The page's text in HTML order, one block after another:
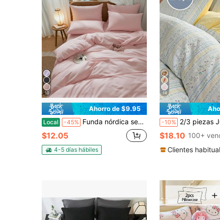
10
Ahorro de $9.95
Local -45% Funda nórdica sencilla de color liso, kit universal de tres piezas para las cuatro estaciones (una funda nórdica + dos fundas de almohada), versátil para alojamientos de alquiler, ropa de cama esencial para el hogar diario (el tamaño T solo incluye una funda de almohada).
$12.05
4-5 días hábiles
14
-10% 2/3 piezas Juego de funda nórdica y funda de almohada con patrón de bloques de color azul claro & amarillo claro, floral
$18.10 100+
Clientes